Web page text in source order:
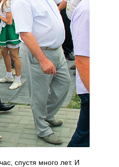
спустя много лет. И